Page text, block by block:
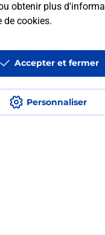
obtenir plus
de cookies.
Personnaliser
Accepter et fermer
d’une